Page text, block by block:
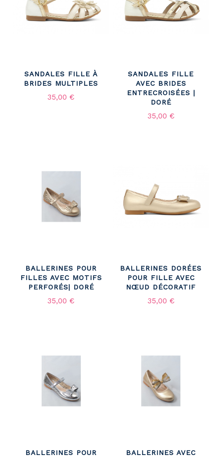
SANDALES FILLE À
BRIDES MULTIPLES
35,00 €
SANDALES FILLE
AVEC BRIDES
ENTRECROISÉES |
DORÉ
35,00 €
BALLERINES POUR
FILLES AVEC MOTIFS
PERFORÉS| DORÉ
35,00 €
BALLERINES DORÉES
POUR FILLE AVEC
NŒUD DÉCORATIF
35,00 €
BALLERINES POUR
BALLERINES AVEC